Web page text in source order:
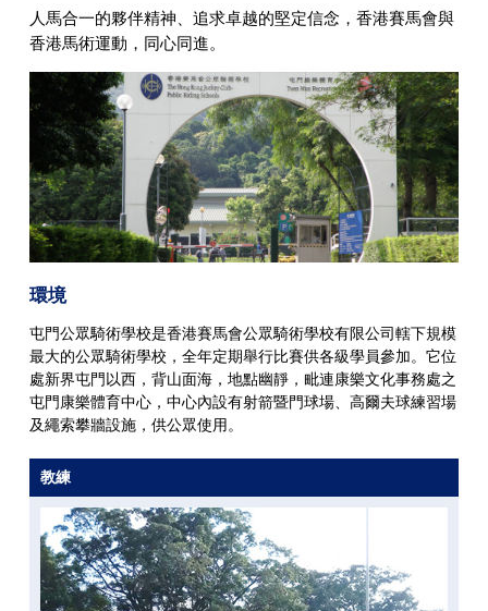
人馬合一的夥伴精神、追求卓越的堅定信念，香港賽馬會與
香港馬術運動，同心同進。
環境
屯門公眾騎術學校是香港賽馬會公眾騎術學校有限公司轄下規模
最大的公眾騎術學校，全年定期舉行比賽供各級學員參加。它位
處新界屯門以西，背山面海，地點幽靜，毗連康樂文化事務處之
屯門康樂體育中心，中心內設有射箭暨門球場、高爾夫球練習場
及繩索攀牆設施，供公眾使用。
教練